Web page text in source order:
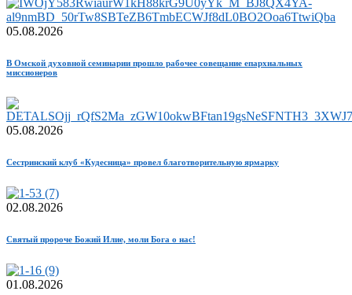
05.08.2026
В Омской духовной семинарии прошло рабочее совещание епархиальных
миссионеров
05.08.2026
Сестринский клуб «Кудесница» провел благотворительную ярмарку
02.08.2026
Святый пророче Божий Илие, моли Бога о нас!
01.08.2026